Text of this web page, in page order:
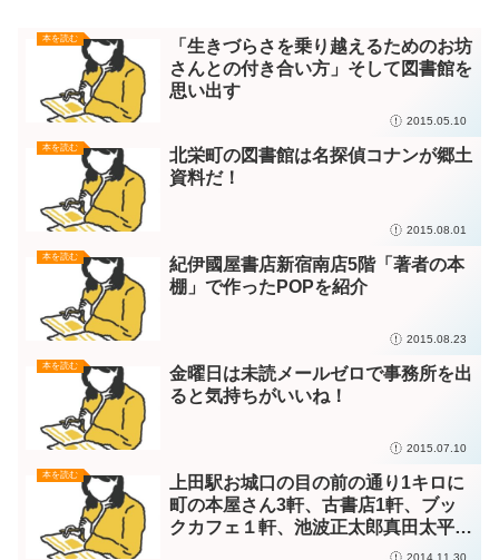
本を読む
「生きづらさを乗り越えるためのお坊
さんとの付き合い方」そして図書館を
思い出す
2015.05.10
本を読む
北栄町の図書館は名探偵コナンが郷土
資料だ！
2015.08.01
本を読む
紀伊國屋書店新宿南店5階「著者の本
棚」で作ったPOPを紹介
2015.08.23
本を読む
金曜日は未読メールゼロで事務所を出
ると気持ちがいいね！
2015.07.10
本を読む
上田駅お城口の目の前の通り1キロに
町の本屋さん3軒、古書店1軒、ブッ
クカフェ１軒、池波正太郎真田太平記
2014.11.30